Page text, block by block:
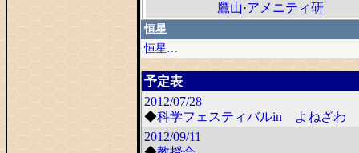
鷹山·アメニティ研
恒星
恒星…
予定表
2012/07/28
◆科学フェスティバルin よねざわ
2012/09/11